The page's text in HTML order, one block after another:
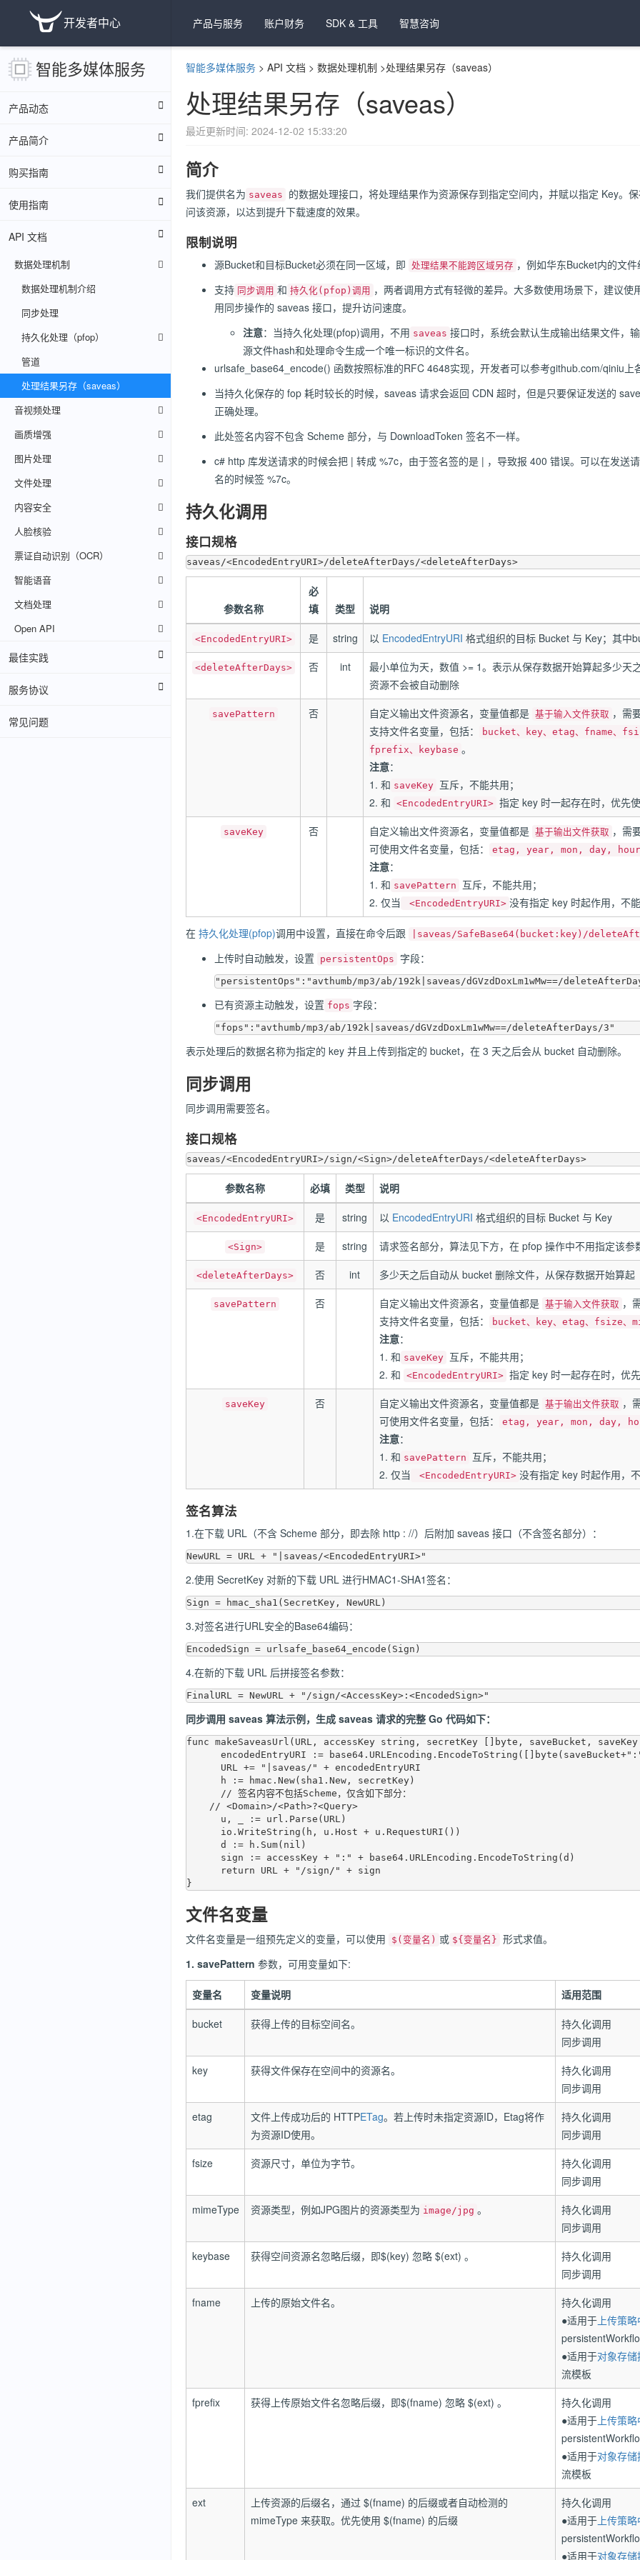
开发者中心 产品与服务 账户财务 SDK & 工具 智慧咨询
智能多媒体服务
产品动态
产品简介
购买指南
使用指南
API 文档
数据处理机制
数据处理机制介绍
同步处理
持久化处理（pfop）
管道
处理结果另存（saveas）
音视频处理
画质增强
图片处理
文件处理
内容安全
人脸核验
票证自动识别（OCR）
智能语音
文档处理
Open API
最佳实践
服务协议
常见问题
智能多媒体服务 > API 文档 > 数据处理机制 >处理结果另存（saveas）
处理结果另存（saveas）
最近更新时间: 2024-12-02 15:33:20
简介
我们提供名为 saveas
的数据处理接口，将处理结果作为资源保存到指定空间内，并赋以指定 Key。
问该资源，以达到提升下载速度的效果。
限制说明
源Bucket和目标Bucket必须在同一区域，即 处理结果不能跨区域另存 ，例如华东Bucket内的文
支持 同步调用 和 持久化(pfop)调用 ，两者调用方式有轻微的差异。大多数使用场景下，建议使
用同步操作的 saveas 接口，提升访问速度。
注意：当持久化处理(pfop)调用，不用 saveas 接口时，系统会默认生成输出结果文件，
源文件hash和处理命令生成一个唯一标识的文件名。
urlsafe_base64_encode() 函数按照标准的RFC 4648实现，开发者可以参考github.com/qiniu上
当持久化保存的 fop 耗时较长的时候，saveas 请求会返回 CDN 超时，但是只要保证发送的
正确处理。
此处签名内容不包含 Scheme 部分，与 DownloadToken 签名不一样。
c# http 库发送请求的时候会把 | 转成 %7c，由于签名签的是 | ，导致报 400 错误。可以在发送
名的时候签 %7c。
持久化调用
接口规格
参数名称
必
填
类型 说明
<EncodedEntryURI> 是 string 以 EncodedEntryURI 格式组织的目标 Bucket 与 Key；其中
<deleteAfterDays> 否 int
最小单位为天，数值 >= 1。表示从保存数据开始算起多少天
资源不会被自动删除
savePattern 否 自定义输出文件资源名，变量值都是 基于输入文件获取 ，需
支持文件名变量，包括：
bucket、key、etag、fname、
fprefix、keybase 。
注意：
1. 和 saveKey
互斥，不能共用；
2. 和 <EncodedEntryURI> 指定 key 时一起存在时，优先
saveKey 否 自定义输出文件资源名，变量值都是 基于输出文件获取 ，需
可使用文件名变量，包括：
etag, year, mon, day,
注意：
1. 和 savePattern
互斥，不能共用；
2. 仅当
<EncodedEntryURI> 没有指定 key 时起作用，不
在 持久化处理(pfop)调用中设置，直接在命令后跟 |saveas/SafeBase64(bucket:key)/
上传时自动触发，设置 persistentOps 字段：
已有资源主动触发，设置 fops 字段：
表示处理后的数据名称为指定的 key 并且上传到指定的 bucket，在 3 天之后会从 bucket 自动删除。
同步调用
同步调用需要签名。
接口规格
参数名称 必填 类型 说明
<EncodedEntryURI> 是 string 以 EncodedEntryURI 格式组织的目标 Bucket 与 Key
<Sign> 是 string 请求签名部分，算法见下方，在 pfop 操作中不用指定该参
<deleteAfterDays> 否 int 多少天之后自动从 bucket 删除文件，从保存数据开始算起
savePattern 否 自定义输出文件资源名，变量值都是 基于输入文件获取 ，
支持文件名变量，包括：
bucket、key、etag、fsize、
注意：
1. 和 saveKey
互斥，不能共用；
2. 和 <EncodedEntryURI> 指定 key 时一起存在时，优
saveKey 否 自定义输出文件资源名，变量值都是 基于输出文件获取 ，
可使用文件名变量，包括：
etag, year, mon, day,
注意：
1. 和 savePattern
互斥，不能共用；
2. 仅当
<EncodedEntryURI> 没有指定 key 时起作用，
签名算法
1.在下载 URL（不含 Scheme 部分，即去除 http : //）后附加 saveas 接口（不含签名部分）：
2.使用 SecretKey 对新的下载 URL 进行HMAC1-SHA1签名：
3.对签名进行URL安全的Base64编码：
4.在新的下载 URL 后拼接签名参数：
同步调用 saveas 算法示例，生成 saveas 请求的完整 Go 代码如下：
func makeSaveasUrl(URL, accessKey string, secretKey []byte, saveBucket,
文件名变量
文件名变量是一组预先定义的变量，可以使用 $(变量名) 或 ${变量名} 形式求值。
1. savePattern 参数，可用变量如下:
变量名 变量说明 适用范围
bucket 获得上传的目标空间名。
持久化调用
同步调用
key
获得文件保存在空间中的资源名。
持久化调用
同步调用
etag
文件上传成功后的 HTTPETag。若上传时未指定资源ID，Etag将作
为资源ID使用。
持久化调用
同步调用
fsize
资源尺寸，单位为字节。
持久化调用
同步调用
mimeType
资源类型，例如JPG图片的资源类型为 image/jpg 。
持久化调用
同步调用
keybase
获得空间资源名忽略后缀，即$(key) 忽略 $(ext) 。
持久化调用
同步调用
fname
上传的原始文件名。
持久化调用
●适用于上传策略
●适用于对象存储
流模板
fprefix
获得上传原始文件名忽略后缀，即$(fname) 忽略 $(ext) 。
持久化调用
●适用于上传策略
●适用于对象存储
流模板
ext
上传资源的后缀名，通过 $(fname) 的后缀或者自动检测的
mimeType 来获取。优先使用 $(fname) 的后缀
持久化调用
●适用于上传策略
●适用于对象存储